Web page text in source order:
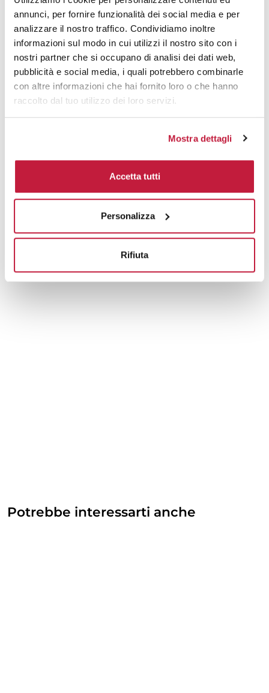
annunci, per fornire funzionalità dei social media e per
analizzare il nostro traffico. Condividiamo inoltre
informazioni sul modo in cui utilizzi il nostro sito con i
nostri partner che si occupano di analisi dei dati web,
pubblicità e social media, i quali potrebbero combinarle
con altre informazioni che hai fornito loro o che hanno
raccolto dal tuo utilizzo dei loro servizi.
Mostra dettagli
Accetta tutti
Personalizza
Rifiuta
Area di personalizzazione
Domande e risposte
Prodotti alternativi
Potrebbe interessarti anche